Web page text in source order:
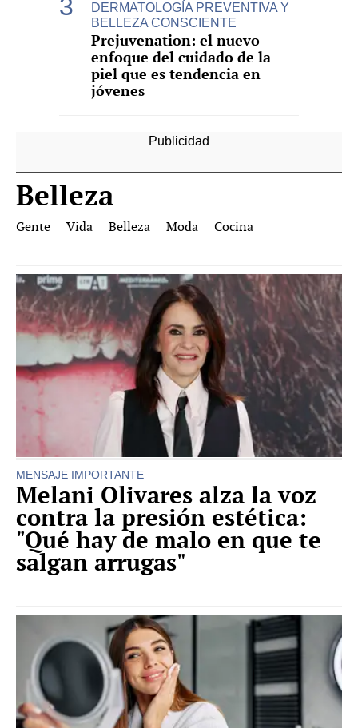
DERMATOLOGÍA PREVENTIVA Y
BELLEZA CONSCIENTE
Prejuvenation: el nuevo
enfoque del cuidado de la
piel que es tendencia en
jóvenes
Belleza
Gente Vida Belleza Moda Cocina
MENSAJE IMPORTANTE
Melani Olivares alza la voz
contra la presión estética:
"Qué hay de malo en que te
salgan arrugas"